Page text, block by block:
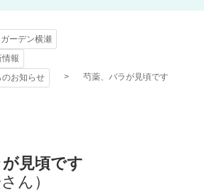
ーデン横瀬
報
のお知らせ
芍薬、バラが見頃です
見頃です
ん）